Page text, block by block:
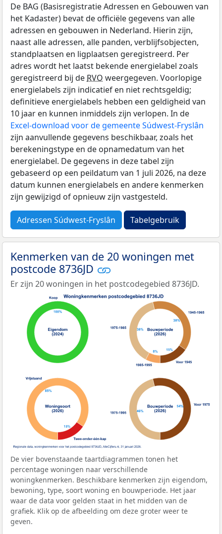
De BAG (Basisregistratie Adressen en Gebouwen van
het Kadaster) bevat de officiële gegevens van alle
adressen en gebouwen in Nederland. Hierin zijn,
naast alle adressen, alle panden, verblijfsobjecten,
standplaatsen en ligplaatsen geregistreerd. Per
adres wordt het laatst bekende energielabel zoals
geregistreerd bij de RVO weergegeven. Voorlopige
energielabels zijn indicatief en niet rechtsgeldig;
definitieve energielabels hebben een geldigheid van
10 jaar en kunnen inmiddels zijn verlopen. In de
Excel-download voor de gemeente Súdwest-Fryslân
zijn aanvullende gegevens beschikbaar, zoals het
berekeningstype en de opnamedatum van het
energielabel. De gegevens in deze tabel zijn
gebaseerd op een peildatum van 1 juli 2026, na deze
datum kunnen energielabels en andere kenmerken
zijn gewijzigd of opnieuw zijn vastgesteld.
Adressen Súdwest-Fryslân Tabelgebruik
Kenmerken van de 20 woningen met
postcode 8736JD
Er zijn 20 woningen in het postcodegebied 8736JD.
De vier bovenstaande taartdiagrammen tonen het
percentage woningen naar verschillende
woningkenmerken. Beschikbare kenmerken zijn eigendom,
bewoning, type, soort woning en bouwperiode. Het jaar
waar de data voor gelden staat in het midden van de
grafiek. Klik op de afbeelding om deze groter weer te
geven.